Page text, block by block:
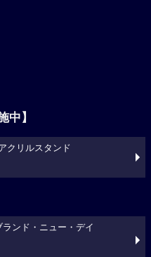
中】
クリルスタンド
ンド・ニュー・デイ